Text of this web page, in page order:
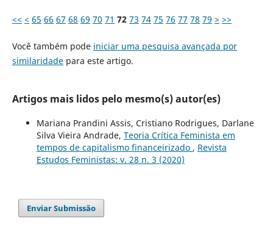
<< < 65 66 67 68 69 70 71 72 73 74 75 76 77 78 79 > >>
Você também pode iniciar uma pesquisa avançada por
similaridadepara este artigo.
Artigos mais lidos pelo mesmo(s) autor(es)
Mariana Prandini Assis, Cristiano Rodrigues, Darlane
Silva Vieira Andrade, Teoria Crítica Feminista em
tempos de capitalismo financeirizado , Revista
Estudos Feministas: v. 28 n. 3 (2020)
Enviar Submissão